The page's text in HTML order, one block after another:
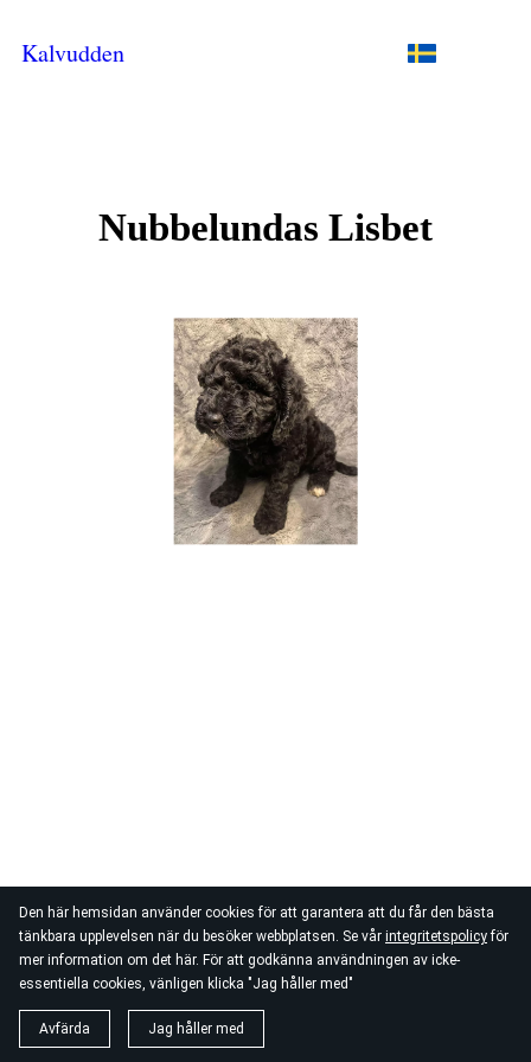
Den här hemsidan använder cookies för att garantera att du får den bästa
tänkbara upplevelsen när du besöker webbplatsen. Se vår integritetspolicyför
mer information om det här. För att godkänna användningen av icke-
essentiella cookies, vänligen klicka "Jag håller med"
Avfärda Jag håller med
Kalvudden
Nubbelundas Lisbet